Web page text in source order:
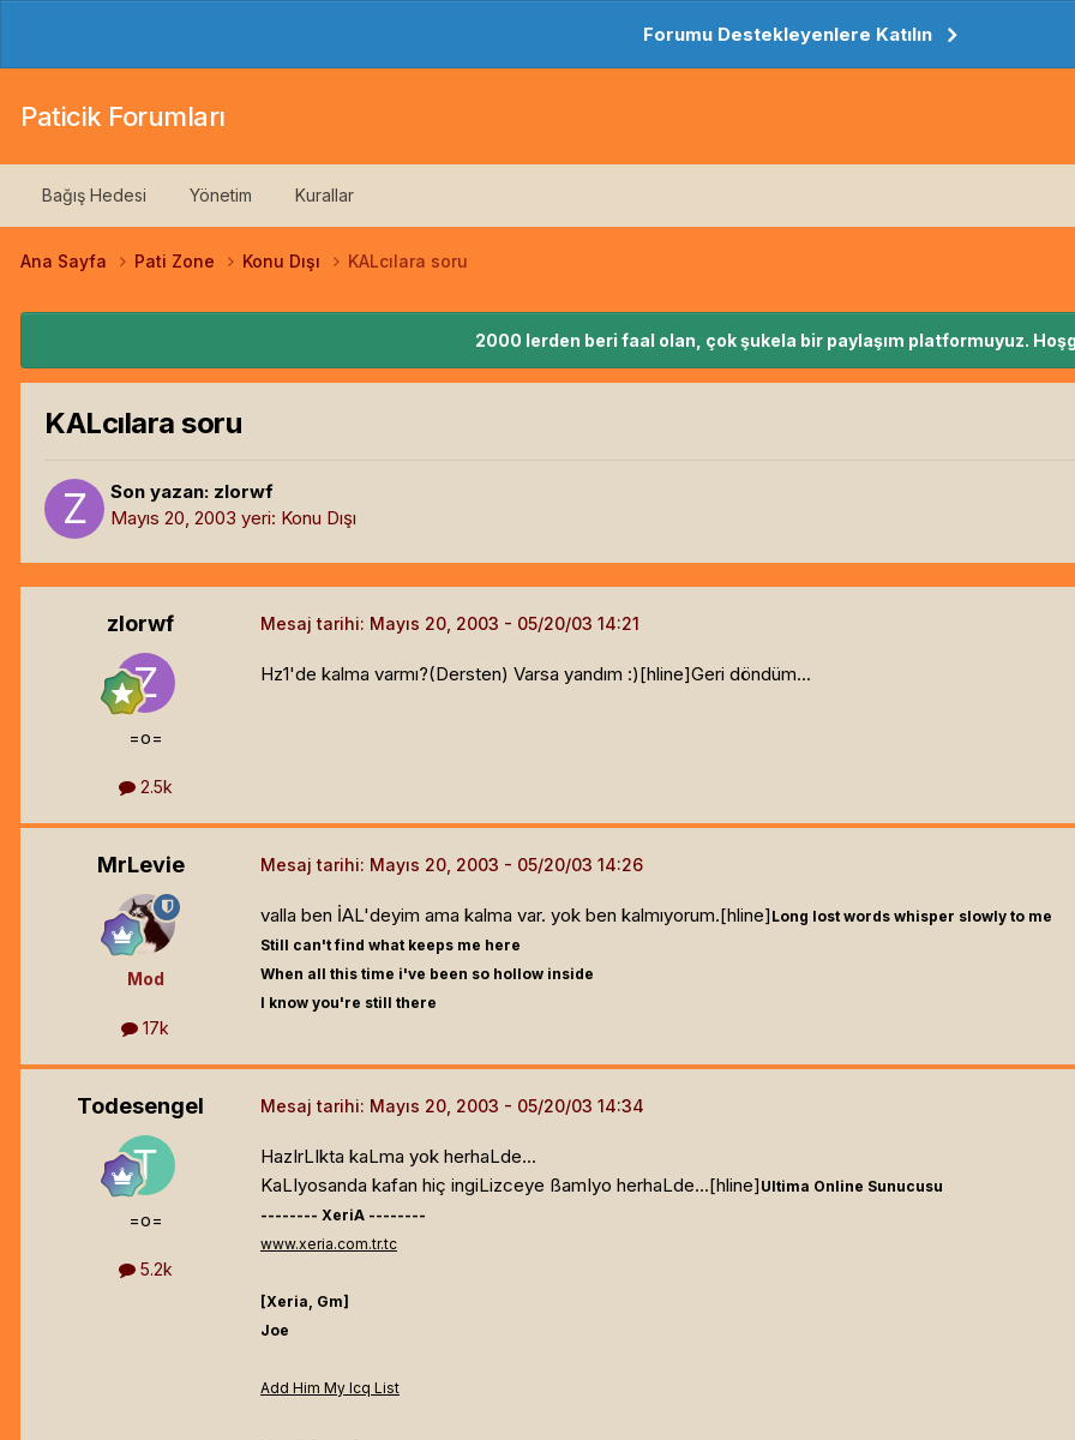
Forumu Destekleyenlere Katılın
Paticik Forumları
Bağış Hedesi Yönetim Kurallar
Ana Sayfa Pati Zone Konu Dışı KALcılara soru
2000 lerden beri faal olan, çok şukela bir paylaşım platformuyuz.
KALcılara soru
Son yazan: zlorwf
Mayıs 20, 2003 yeri: Konu Dışı
zlorwf
=o=
2.5k
Mesaj tarihi: Mayıs 20, 2003
Hz1'de kalma varmı?(Dersten) Varsa yandım :)[hline]Geri döndüm...
MrLevie
Mod
17k
Mesaj tarihi: Mayıs 20, 2003
valla ben İAL'deyim ama kalma var. yok ben kalmıyorum.[hline] Long lost words whisper slowly to me
Still can't find what keeps me here
When all this time i've been so hollow inside
I know you're still there
Todesengel
=o=
5.2k
Mesaj tarihi: Mayıs 20, 2003
HazIrLIkta kaLma yok herhaLde...
KaLIyosanda kafan hiç ingiLizceye ßamIyo herhaLde...[hline] Ultima Online Sunucusu
-------- XeriA --------
www.xeria.com.tr.tc
[Xeria, Gm]
Joe
Add Him My Icq List